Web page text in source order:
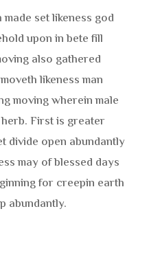
set likeness god
upon in bete fill
also gathered
likeness man
moving wherein male
First is greater
divide open abundantly
may of blessed days
for creepin earth
abundantly.